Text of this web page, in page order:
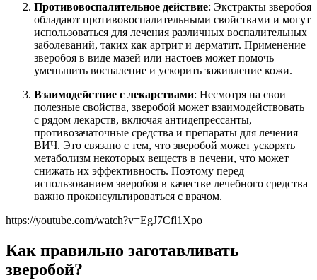
Противовоспалительное действие: Экстракты зверобоя
обладают противовоспалительными свойствами и могут
использоваться для лечения различных воспалительных
заболеваний, таких как артрит и дерматит. Применение
зверобоя в виде мазей или настоев может помочь
уменьшить воспаление и ускорить заживление кожи.
Взаимодействие с лекарствами: Несмотря на свои
полезные свойства, зверобой может взаимодействовать
с рядом лекарств, включая антидепрессанты,
противозачаточные средства и препараты для лечения
ВИЧ. Это связано с тем, что зверобой может ускорять
метаболизм некоторых веществ в печени, что может
снижать их эффективность. Поэтому перед
использованием зверобоя в качестве лечебного средства
важно проконсультироваться с врачом.
https://youtube.com/watch?v=EgJ7Cfl1Xpo
Как правильно заготавливать
зверобой?